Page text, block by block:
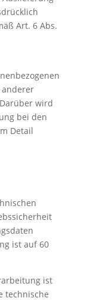
Art. 6 Abs.
anderer
wird
bei den
Detail
ist auf 60
ist
technische